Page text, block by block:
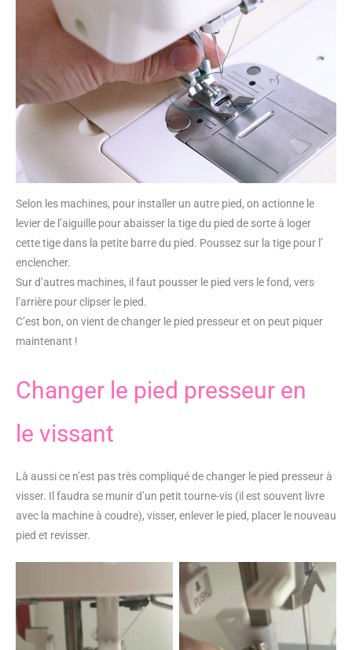
Selon les machines, pour installer un autre pied, on actionne le
levier de l’aiguille pour abaisser la tige du pied de sorte à loger
cette tige dans la petite barre du pied. Poussez sur la tige pour l’
enclencher.
Sur d’autres machines, il faut pousser le pied vers le fond, vers
l’arrière pour clipser le pied.
C’est bon, on vient de changer le pied presseur et on peut piquer
maintenant !
Changer le pied presseur en
le vissant
Là aussi ce n’est pas très compliqué de changer le pied presseur à
visser. Il faudra se munir d’un petit tourne-vis (il est souvent livre
avec la machine à coudre), visser, enlever le pied, placer le nouveau
pied et revisser.